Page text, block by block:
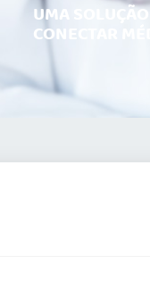
UMA
CONECTAR